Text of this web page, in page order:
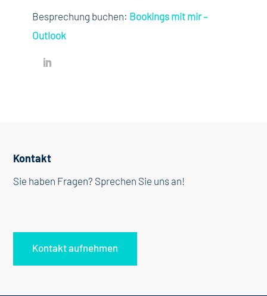
Besprechung buchen: Bookings mit mir –
Outlook
Kontakt
Sie haben Fragen? Sprechen Sie uns an!
Kontakt aufnehmen